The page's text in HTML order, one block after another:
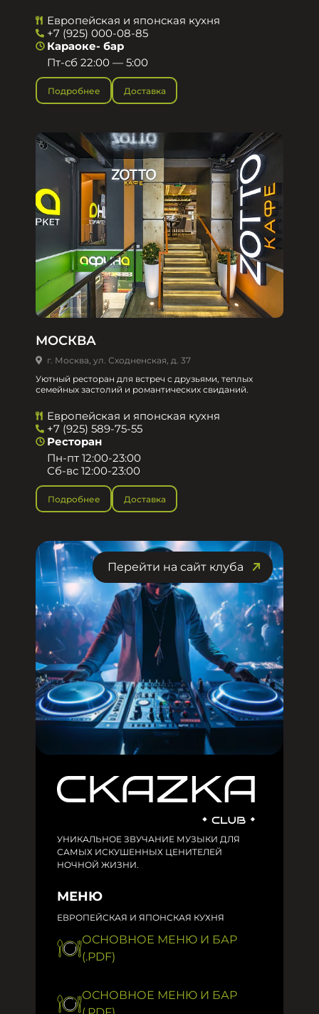
Европейская и японская кухня
+7 (925) 000-08-85
Караоке- бар
Пт-сб 22:00 — 5:00
Подробнее Доставка
МОСКВА
г. Москва, ул. Сходненская, д. 37
Уютный ресторан для встреч с друзьями, теплых
семейных застолий и романтических свиданий.
Европейская и японская кухня
+7 (925) 589-75-55
Ресторан
Пн-пт 12:00-23:00
Сб-вс 12:00-23:00
Подробнее Доставка
Перейти на сайт клуба
УНИКАЛЬНОЕ ЗВУЧАНИЕ МУЗЫКИ ДЛЯ
САМЫХ ИСКУШЕННЫХ ЦЕНИТЕЛЕЙ
НОЧНОЙ ЖИЗНИ.
МЕНЮ
ЕВРОПЕЙСКАЯ И ЯПОНСКАЯ КУХНЯ
ОСНОВНОЕ МЕНЮ И БАР
(.PDF)
ОСНОВНОЕ МЕНЮ И БАР